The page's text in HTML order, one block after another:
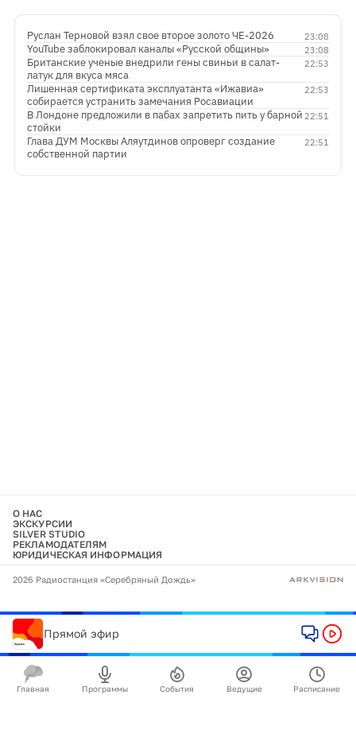
23:08
Руслан Терновой взял свое второе золото ЧЕ-2026
23:08
YouTube заблокировал каналы «Русской общины»
22:53
Британские ученые внедрили гены свиньи в салат-
латук для вкуса мяса
22:53
Лишенная сертификата эксплуатанта «Ижавиа»
собирается устранить замечания Росавиации
22:51
В Лондоне предложили в пабах запретить пить у барной
стойки
22:51
Глава ДУМ Москвы Аляутдинов опроверг создание
собственной партии
О НАС
ЭКСКУРСИИ
SILVER STUDIO
РЕКЛАМОДАТЕЛЯМ
ЮРИДИЧЕСКАЯ ИНФОРМАЦИЯ
2026 Радиостанция «Серебряный Дождь»
Прямой эфир
Главная Программы События Ведущие Расписание